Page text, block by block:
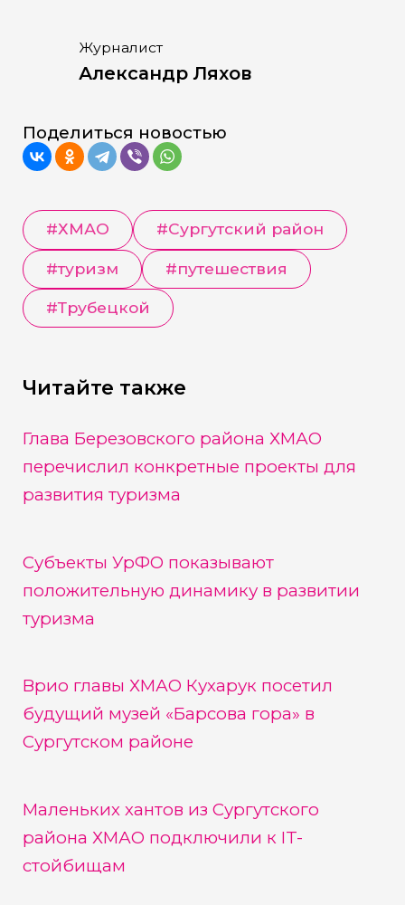
Журналист
Александр Ляхов
Поделиться новостью
#ХМАО #Сургутский район
#туризм #путешествия
#Трубецкой
Читайте также
Глава Березовского района ХМАО
перечислил конкретные проекты для
развития туризма
Субъекты УрФО показывают
положительную динамику в развитии
туризма
Врио главы ХМАО Кухарук посетил
будущий музей «Барсова гора» в
Сургутском районе
Маленьких хантов из Сургутского
района ХМАО подключили к IT-
стойбищам